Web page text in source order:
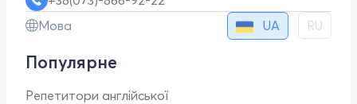
Мова
UA RU
Популярне
Репетитори англійської